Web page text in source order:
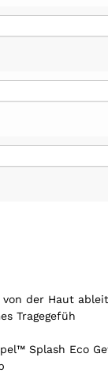
der Haut
Tragegefüh
Splash Eco